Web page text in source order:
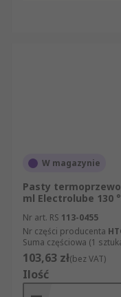
W magazynie
Pasty
ml Electrolube 130
Nr art. RS 113-0455
Nr części producenta
Suma częściowa (1
103,63 zł(bez VAT)
Ilość